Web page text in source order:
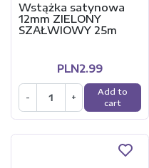
Wstążka satynowa
12mm ZIELONY
SZAŁWIOWY 25m
PLN2.99
- +
Add to
cart